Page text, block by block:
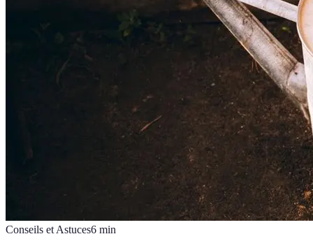
Conseils et Astuces6 min